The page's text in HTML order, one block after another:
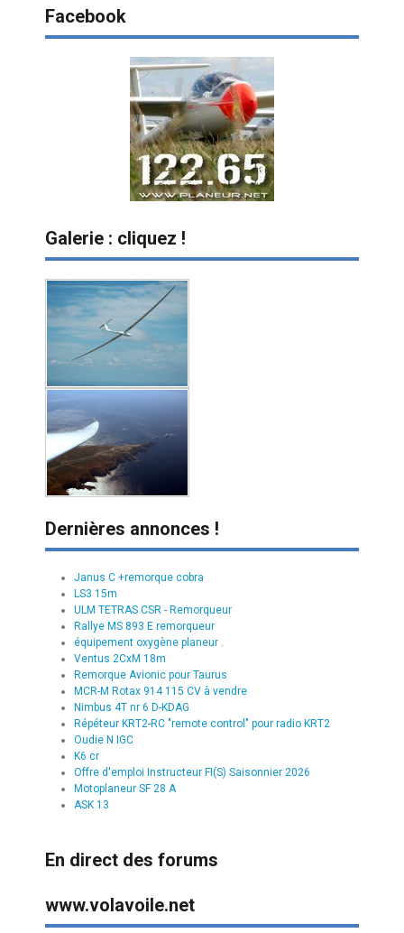
Facebook
Galerie : cliquez !
Dernières annonces !
Janus C +remorque cobra
LS3 15m
ULM TETRAS CSR - Remorqueur
Rallye MS 893 E remorqueur
équipement oxygène planeur .
Ventus 2CxM 18m
Remorque Avionic pour Taurus
MCR-M Rotax 914 115 CV à vendre
Nimbus 4T nr 6 D-KDAG
Répéteur KRT2-RC "remote control" pour radio KRT2
Oudie N IGC
K6 cr
Offre d'emploi Instructeur FI(S) Saisonnier 2026
Motoplaneur SF 28 A
ASK 13
En direct des forums
www.volavoile.net